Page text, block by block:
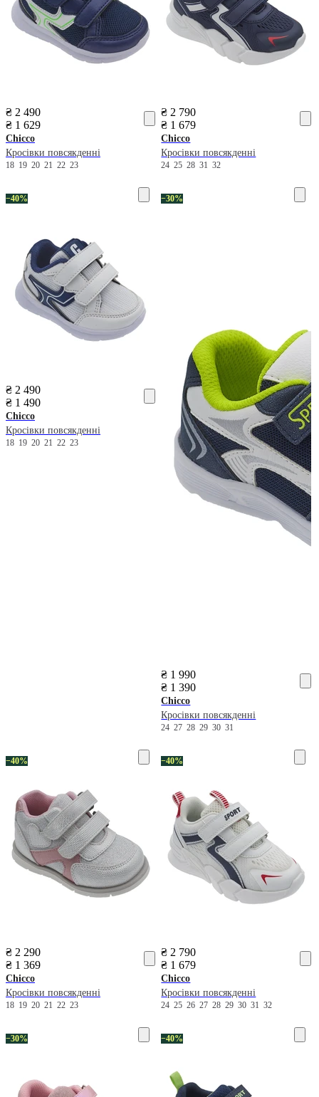
₴ 2 490
₴ 1 629
Chicco
Кросівки повсякденні
18 19 20 21 22 23
₴ 2 790
₴ 1 679
Chicco
Кросівки повсякденні
2425283132
−40%
₴ 2 490
₴ 1 490
Chicco
Кросівки повсякденні
18 19 20 21 22 23
−30%
₴ 1 990
₴ 1 390
Chicco
Кросівки повсякденні
242728293031
−40%
₴ 2 290
₴ 1 369
Chicco
Кросівки повсякденні
18 19 20 21 22 23
−40%
₴ 2 790
₴ 1 679
Chicco
Кросівки повсякденні
242526272829303132
−30% −40%